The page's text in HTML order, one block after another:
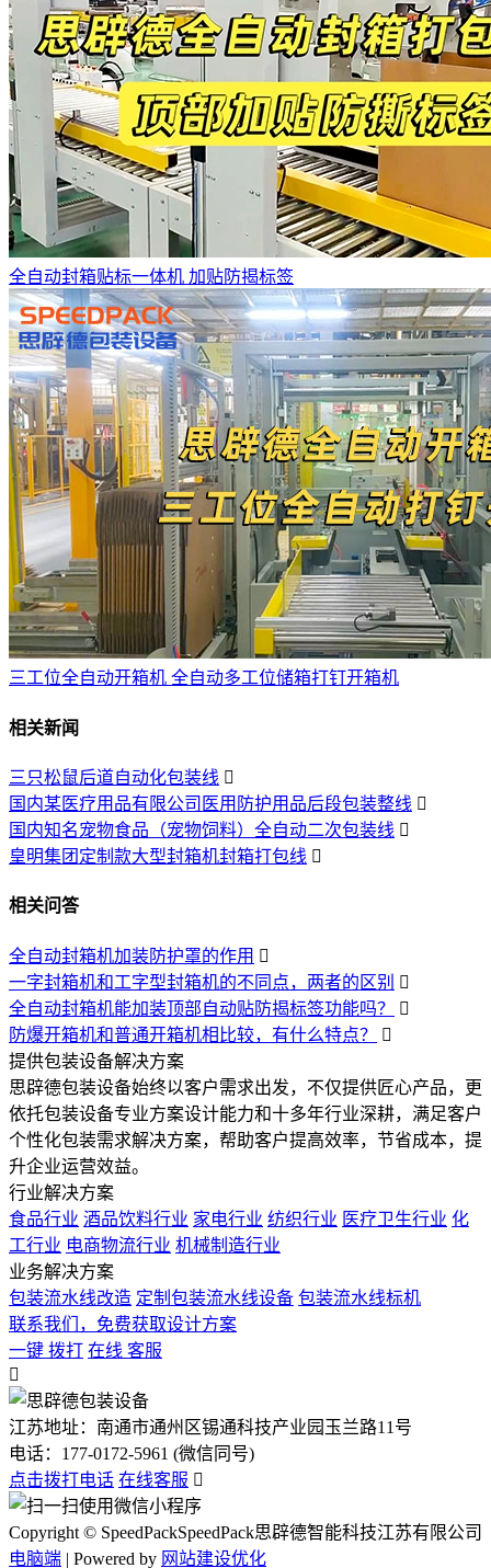
全自动封箱贴标一体机 加贴防揭标签
三工位全自动开箱机 全自动多工位储箱打钉开箱机
相关新闻
三只松鼠后道自动化包装线 
国内某医疗用品有限公司医用防护用品后段包装整线 
国内知名宠物食品（宠物饲料）全自动二次包装线 
皇明集团定制款大型封箱机封箱打包线 
相关问答
全自动封箱机加装防护罩的作用 
一字封箱机和工字型封箱机的不同点，两者的区别 
全自动封箱机能加装顶部自动贴防揭标签功能吗？

防爆开箱机和普通开箱机相比较，有什么特点？

提供包装设备解决方案
思辟德包装设备始终以客户需求出发，不仅提供匠心产品，更
依托包装设备专业方案设计能力和十多年行业深耕，满足客户
个性化包装需求解决方案，帮助客户提高效率，节省成本，提
升企业运营效益。
行业解决方案
食品行业 酒品饮料行业 家电行业 纺织行业 医疗卫生行业 化
工行业 电商物流行业 机械制造行业
业务解决方案
包装流水线改造 定制包装流水线设备 包装流水线标机
联系我们，免费获取设计方案
一键 拨打 在线 客服

江苏地址：南通市通州区锡通科技产业园玉兰路11号
电话： 177-0172-5961 (微信同号)
点击拨打电话 在线客服 
Copyright © SpeedPackSpeedPack思辟德智能科技江苏有限公司
电脑端 | Powered by 网站建设优化